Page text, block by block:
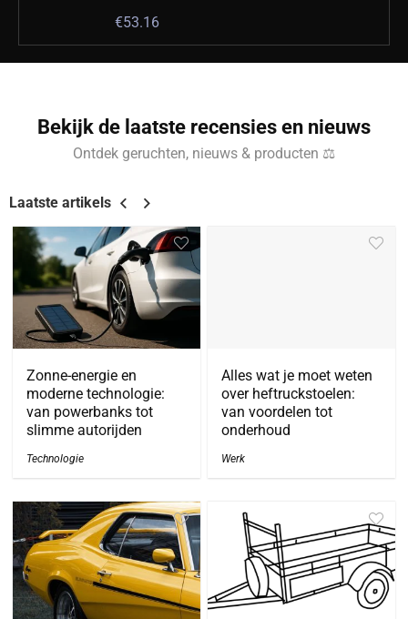
€53.16
Bekijk de laatste recensies en nieuws
Ontdek geruchten, nieuws & producten ⚖
Laatste artikels
Zonne-energie en
moderne technologie:
van powerbanks tot
slimme autorijden
Technologie
Alles wat je moet weten
over heftruckstoelen:
van voordelen tot
onderhoud
Werk